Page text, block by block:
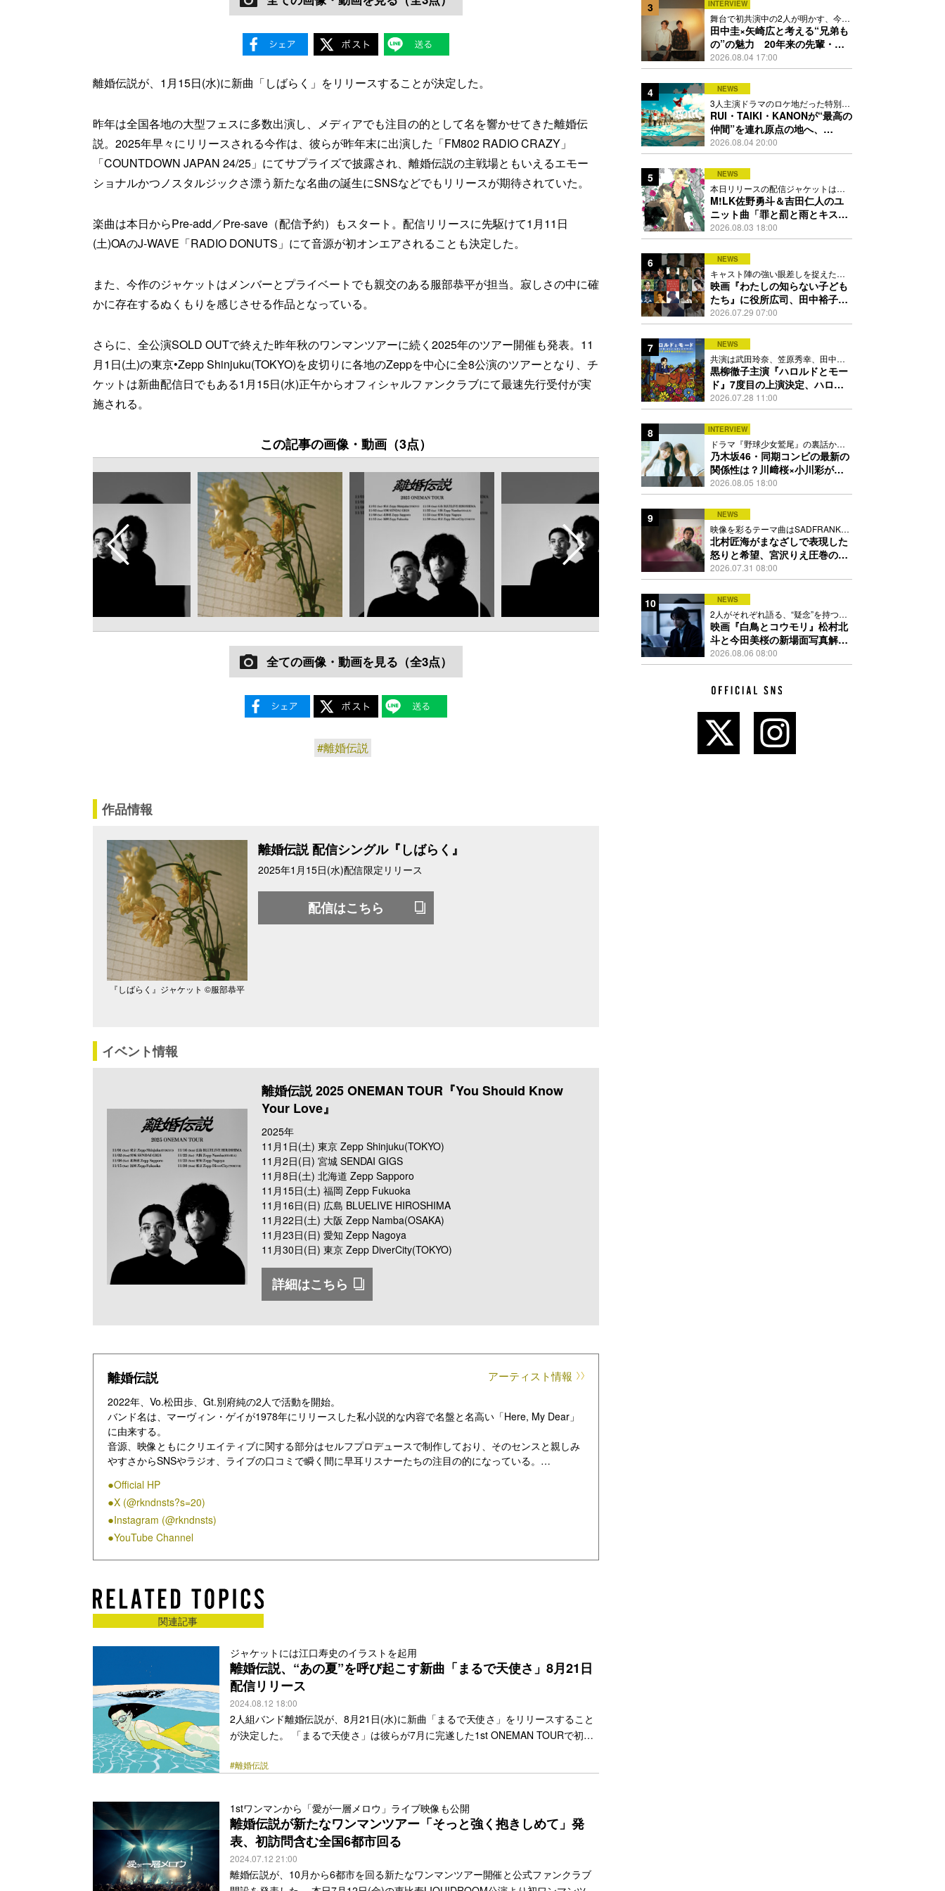
離婚伝説が、1月15日(水)に新曲「しばらく」をリリースすることが決定した。
昨年は全国各地の大型フェスに多数出演し、メディアでも注目の的として名を響かせてきた離婚伝
説。2025年早々にリリースされる今作は、彼らが昨年末に出演した「FM802 RADIO CRAZY」
「COUNTDOWN JAPAN 24/25」にてサプライズで披露され、離婚伝説の主戦場ともいえるエモー
ショナルかつノスタルジックさ漂う新たな名曲の誕生にSNSなどでもリリースが期待されていた。
楽曲は本日からPre-add／Pre-save（配信予約）もスタート。配信リリースに先駆けて1月11日
(土)OAのJ-WAVE「RADIO DONUTS」にて音源が初オンエアされることも決定した。
また、今作のジャケットはメンバーとプライベートでも親交のある服部恭平が担当。寂しさの中に確
かに存在するぬくもりを感じさせる作品となっている。
さらに、全公演SOLD OUTで終えた昨年秋のワンマンツアーに続く2025年のツアー開催も発表。11
月1日(土)の東京•Zepp Shinjuku(TOKYO)を皮切りに各地のZeppを中心に全8公演のツアーとなり、チ
ケットは新曲配信日でもある1月15日(水)正午からオフィシャルファンクラブにて最速先行受付が実
施される。
この記事の画像・動画（3点）
全ての画像・動画を見る（全3点）
#離婚伝説
作品情報
『しばらく』ジャケット ©服部恭平
離婚伝説 配信シングル『しばらく』
2025年1月15日(水)配信限定リリース
配信はこちら
イベント情報
離婚伝説 2025 ONEMAN TOUR『You Should Know
Your Love』
2025年
11月1日(土) 東京 Zepp Shinjuku(TOKYO)
11月2日(日) 宮城 SENDAI GIGS
11月8日(土) 北海道 Zepp Sapporo
11月15日(土) 福岡 Zepp Fukuoka
11月16日(日) 広島 BLUELIVE HIROSHIMA
11月22日(土) 大阪 Zepp Namba(OSAKA)
11月23日(日) 愛知 Zepp Nagoya
11月30日(日) 東京 Zepp DiverCity(TOKYO)
詳細はこちら
離婚伝説 アーティスト情報
2022年、Vo.松田歩、Gt.別府純の2人で活動を開始。
バンド名は、マーヴィン・ゲイが1978年にリリースした私小説的な内容で名盤と名高い「Here, My Dear」
に由来する。
音源、映像ともにクリエイティブに関する部分はセルフプロデュースで制作しており、そのセンスと親しみ
やすさからSNSやラジオ、ライブの口コミで瞬く間に早耳リスナーたちの注目の的になっている。
しており、”愛”という一貫されたテーマで描かれている。
Vo.松田の甘くメロウなハイトーンボイスと、Gt.別府の縦横無尽なギタープレイで繰り広げられる独自のパ
フォーマンスは出演するイベントが軒並みソールドアウトするなど、シーンの新たな”伝説”となる予兆を見
せている。
の大型フェスにも多数出演を果たし、11月に開催されたZeppを中心とした7都市8公演のツアーも全公演ソ
見える新進気鋭のアーティスト。
Official HP
X (@rkndnsts?s=20)
Instagram (@rkndnsts)
YouTube Channel
関連記事
ジャケットには江口寿史のイラストを起用
離婚伝説、“あの夏”を呼び起こす新曲「まるで天使さ」8月21日
配信リリース
2024.08.12 18:00
2人組バンド離婚伝説が、8月21日(水)に新曲「まるで天使さ」をリリースすること
が決定した。 「まるで天使さ」は彼らが7月に完遂した1st ONEMAN TOURで初披
まう淡くエモーショナルなひと夏の恋をテーマに描かれたサマーチューンとなって
女問わず本能的に”あの夏”を感じられる表現にした渾身の1作となった。 配信ジャ
ケットにはメンバーが以前よりファンを公言し、アツい要望… <a class="more-link"
href="https://bezzy.jp/2024/08/48848/"></a>
#離婚伝説
1stワンマンから「愛が一層メロウ」ライブ映像も公開
離婚伝説が新たなワンマンツアー「そっと強く抱きしめて」発
表、初訪問含む全国6都市回る
2024.07.12 21:00
離婚伝説が、10月から6都市を回る新たなワンマンツアー開催と公式ファンクラブ
3 INTERVIEW
舞台で初共演中の2人が明かす、今の
自分をつくる恩人の存在
田中圭×矢崎広と考える“兄弟も
の”の魅力 20年来の先輩・後
輩が初めて見つけた互いの共通
点とは
2026.08.04 17:00
4 NEWS
3人主演ドラマのロケ地だった特別な
場所で撮影を敢行
RUI・TAIKI・KANONが“最高の
仲間”を連れ原点の地へ、
STARGLOW「GOTH」ダンス
映像公開
2026.08.04 20:00
5 NEWS
本日リリースの配信ジャケットは
PEACH-PITが描き下ろし
M!LK佐野勇斗＆吉田仁人のユ
ニット曲「罪と罰と雨とキス」
MV公開、2人が霧雨と共に舞い
踊る
2026.08.03 18:00
6 NEWS
キャスト陣の強い眼差しを捉えたポ
スター、本予告も解禁
映画『わたしの知らない子ども
たち』に役所広司、田中裕子、
岡田准一、吉田羊、坂東龍汰ら
13人
2026.07.29 07:00
7 NEWS
共演は武田玲奈、笠原秀幸、田中要
次、井川遥
黒柳徹子主演『ハロルドとモー
ド』7度目の上演決定、ハロル
ド役はKEY TO LIT岩﨑大昇
2026.07.28 11:00
8 INTERVIEW
ドラマ『野球少女鷲尾』の裏話から
隠れた素顔にたっぷり迫る
乃木坂46・同期コンビの最新の
関係性は？川﨑桜×小川彩が明
かす互いの推しポイント
2026.08.05 18:00
9 NEWS
映像を彩るテーマ曲はSADFRANKが
歌う「愛の讃歌」カバー
北村匠海がまなざしで表現した
怒りと希望、宮沢りえ圧巻の演
技が光る『しびれ』90秒予告解
禁
2026.07.31 08:00
10 NEWS
2人がそれぞれ語る、“疑念”を持つこ
との苦しさとは
映画『白鳥とコウモリ』松村北
斗と今田美桜の新場面写真解
禁、事件前後で一変する表情捉
えた全4点
2026.08.06 08:00